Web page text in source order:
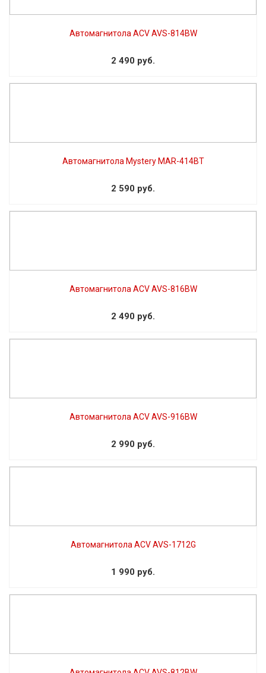
Автомагнитола ACV AVS-814BW
2 490 руб.
Автомагнитола Mystery MAR-414BT
2 590 руб.
Автомагнитола ACV AVS-816BW
2 490 руб.
Автомагнитола ACV AVS-916BW
2 990 руб.
Автомагнитола ACV AVS-1712G
1 990 руб.